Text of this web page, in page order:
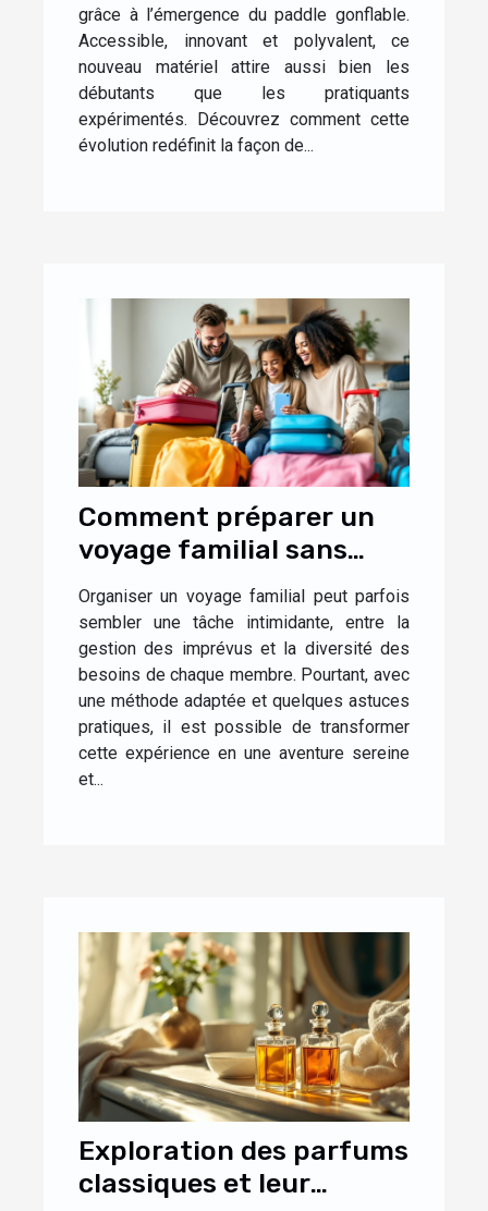
grâce à l’émergence du paddle gonflable.
Accessible, innovant et polyvalent, ce
nouveau matériel attire aussi bien les
débutants que les pratiquants
expérimentés. Découvrez comment cette
évolution redéfinit la façon de...
Comment préparer un
voyage familial sans
stress ?
Organiser un voyage familial peut parfois
sembler une tâche intimidante, entre la
gestion des imprévus et la diversité des
besoins de chaque membre. Pourtant, avec
une méthode adaptée et quelques astuces
pratiques, il est possible de transformer
cette expérience en une aventure sereine
et...
Exploration des parfums
classiques et leur